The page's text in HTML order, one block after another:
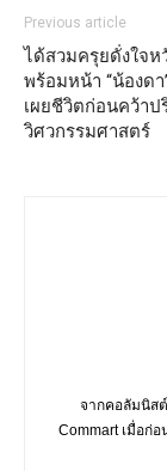
Previous article
ได้สวมครุยดั่งใจห
พร้อมหน้า “น้องดา
เผยชีวิตก่อนคว้า
วิศวกรรมศาสตร์
จากคอลัมนิสต์
Commart เมื่อก่